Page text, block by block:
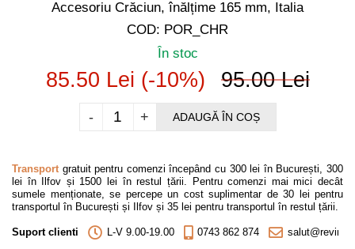
Accesoriu Crăciun, înălțime 165 mm, Italia
COD: POR_CHR
În stoc
85.50 Lei (-10%) 95.00 Lei
+
- ADAUGĂ ÎN COȘ
Transportgratuit pentru comenzi începând cu 300 lei în București, 300
lei în Ilfov și 1500 lei în restul țării. Pentru comenzi mai mici decât
sumele menționate, se percepe un cost suplimentar de 30 lei pentru
transportul în București și Ilfov și 35 lei pentru transportul în restul țării.
Suport clienti L-V 9.00-19.00 0743 862 874